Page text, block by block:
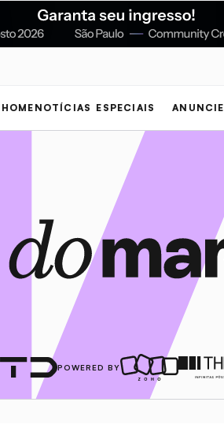
HOME NOTÍCIAS ESPECIAIS ANUNCIE
POWERED BY